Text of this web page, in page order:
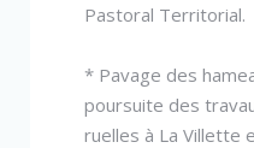
Pastoral Territorial.
* Pavage des
poursuite des
ruelles à La Villette